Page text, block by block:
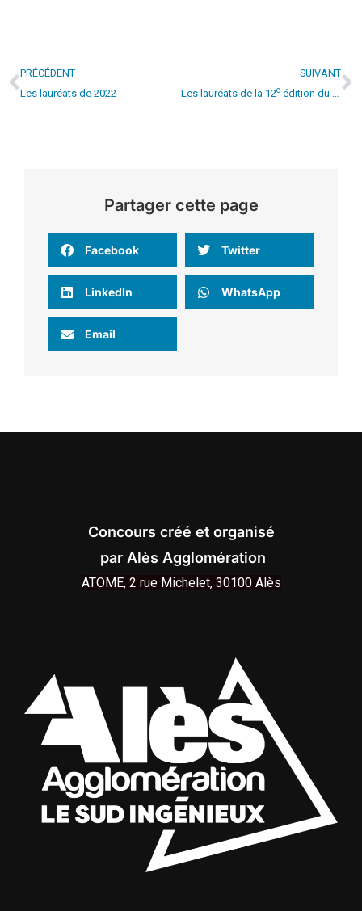
PRÉCÉDENT
Les lauréats de 2022
SUIVANT
Les lauréats de la 12eédition du concours Alès Audace
Partager cette page
Facebook Twitter
LinkedIn WhatsApp
Email
Concours créé et organisé
par Alès Agglomération
ATOME, 2 rue Michelet, 30100 Alès